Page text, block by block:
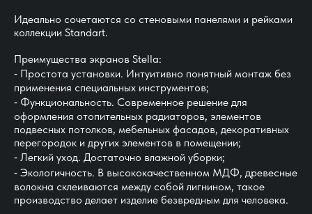
Идеально сочетаются со стеновыми панелями и рейками
коллекции Standart.
Преимущества экранов Stella:
⁃ Простота установки. Интуитивно понятный монтаж без
применения специальных инструментов;
⁃ Функциональность. Современное решение для
оформления отопительных радиаторов, элементов
подвесных потолков, мебельных фасадов, декоративных
перегородок и других элементов в помещении;
⁃ Легкий уход. Достаточно влажной уборки;
⁃ Экологичность. В высококачественном МДФ, древесные
волокна склеиваются между собой лигнином, такое
производство делает изделие безвредным для человека.